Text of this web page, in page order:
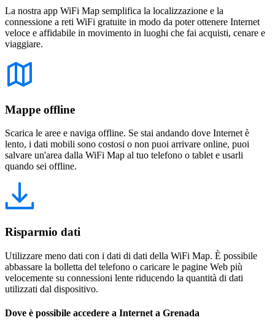
La nostra app WiFi Map semplifica la localizzazione e la
connessione a reti WiFi gratuite in modo da poter ottenere Internet
veloce e affidabile in movimento in luoghi che fai acquisti, cenare e
viaggiare.
Mappe offline
Scarica le aree e naviga offline. Se stai andando dove Internet è
lento, i dati mobili sono costosi o non puoi arrivare online, puoi
salvare un'area dalla WiFi Map al tuo telefono o tablet e usarli
quando sei offline.
Risparmio dati
Utilizzare meno dati con i dati di dati della WiFi Map. È possibile
abbassare la bolletta del telefono o caricare le pagine Web più
velocemente su connessioni lente riducendo la quantità di dati
utilizzati dal dispositivo.
Dove è possibile accedere a Internet a Grenada